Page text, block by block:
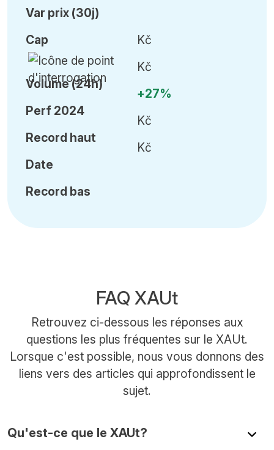
Var prix (30j)
Cap
Volume (24h)
Perf 2024
Record haut
Date
Record bas
Kč
Kč
+27%
Kč
Kč
FAQ XAUt
Retrouvez ci-dessous les réponses aux
questions les plus fréquentes sur le XAUt.
Lorsque c'est possible, nous vous donnons des
liens vers des articles qui approfondissent le
sujet.
Qu'est-ce que le XAUt?